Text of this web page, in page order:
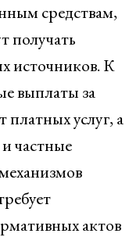
средствам,
получать
источников. К
выплаты за
платных услуг, а
частные
актов